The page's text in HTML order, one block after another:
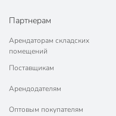
Партнерам
Арендаторам складских
помещений
Поставщикам
Арендодателям
Оптовым покупателям